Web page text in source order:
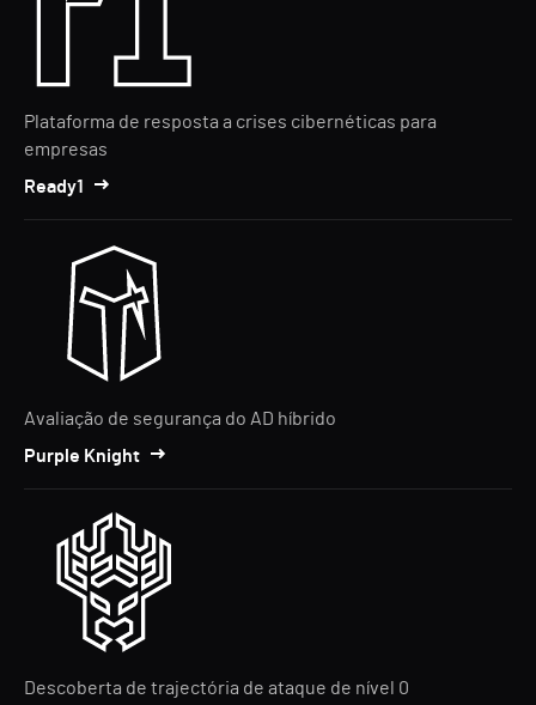
Plataforma de resposta a crises cibernéticas para
empresas
Ready1
Avaliação de segurança do AD híbrido
Purple Knight
Descoberta de trajectória de ataque de nível 0